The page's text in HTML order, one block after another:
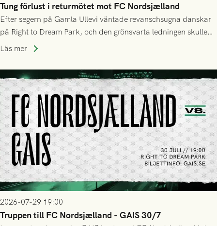
Tung förlust i returmötet mot FC Nordsjælland
Efter segern på Gamla Ullevi väntade revanschsugna danskar
på Right to Dream Park, och den grönsvarta ledningen skulle
upphöra efter mindre än kvarten spelad. På lika mark visade
tennissiffror och det grönsvarta europaäventyret tog slut.
Läs mer
2026-07-29 19:00
Truppen till FC Nordsjælland - GAIS 30/7